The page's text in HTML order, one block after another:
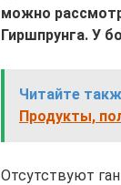
можно
Гиршпрунга. У
Читайте
Продукты,
Отсутствуют